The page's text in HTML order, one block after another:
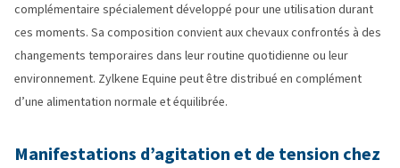
complémentaire spécialement développé pour une utilisation durant
ces moments. Sa composition convient aux chevaux confrontés à des
changements temporaires dans leur routine quotidienne ou leur
environnement. Zylkene Equine peut être distribué en complément
d’une alimentation normale et équilibrée.
Manifestations d’agitation et de tension chez